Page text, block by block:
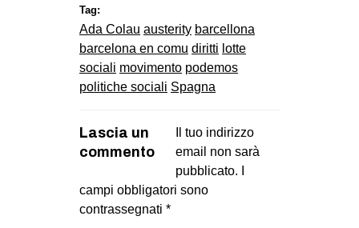
Tag:
Ada Colau austerity barcellona
barcelona en comu diritti lotte
sociali movimento podemos
politiche sociali Spagna
Lascia un
commento
Il tuo indirizzo
email non sarà
pubblicato.
campi obbligatori sono
contrassegnati *